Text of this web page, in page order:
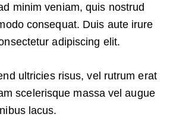
minim veniam, quis nostrud
consequat. Duis aute irure
adipiscing elit.
ultricies risus, vel rutrum erat
scelerisque massa vel augue
lacus.